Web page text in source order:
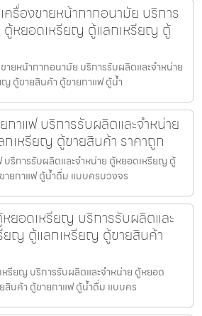
ครื่องขายหน้ากากอนามัย บริการ
ตู้หยอดเหรียญ ตู้แลกเหรียญ ตู้
ายหน้ากากอนามัย บริการรับผลิตและจำหน่าย
ตู้ขายสินค้า ตู้ขายกาแฟ ตู้น้ำ
กาแฟ บริการรับผลิตและจำหน่าย
เหรียญ ตู้ขายสินค้า ราคาถูก
บริการรับผลิตและจำหน่าย ตู้หยอดเหรียญ ตู้
ายกาแฟ ตู้น้ำดื่ม แบบครบวงจร
ยอดเหรียญ บริการรับผลิตและ
ยญ ตู้แลกเหรียญ ตู้ขายสินค้า
รียญ บริการรับผลิตและจำหน่าย ตู้หยอด
สินค้า ตู้ขายกาแฟ ตู้น้ำดื่ม แบบคร